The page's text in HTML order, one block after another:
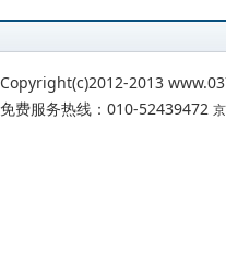
Copyright(c)2012-2013
免费服务热线：010-52439472